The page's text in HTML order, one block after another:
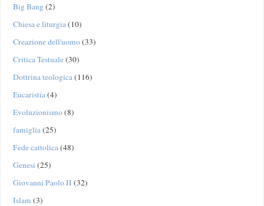
Big Bang(2)
Chiesa e liturgia(10)
Creazione dell'uomo(33)
Critica Testuale(30)
Dottrina teologica(116)
Eucaristía(4)
Evoluzionismo(8)
famiglia(25)
Fede cattolica(48)
Genesi (25)
Giovanni Paolo II (32)
Islam (3)